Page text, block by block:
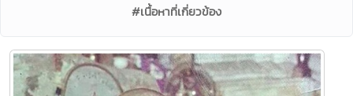
#เนื้อหาที่เกี่ยวข้อง